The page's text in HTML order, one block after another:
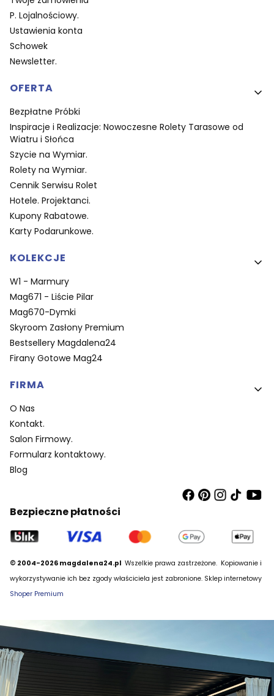
P. Lojalnościowy.
Ustawienia konta
Schowek
Newsletter.
OFERTA
Bezpłatne Próbki
Inspiracje i Realizacje: Nowoczesne Rolety Tarasowe od
Wiatru i Słońca
Szycie na Wymiar.
Rolety na Wymiar.
Cennik Serwisu Rolet
Hotele. Projektanci.
Kupony Rabatowe.
Karty Podarunkowe.
KOLEKCJE
W1 - Marmury
Mag671 - Liście Pilar
Mag670-Dymki
Skyroom Zasłony Premium
Bestsellery Magdalena24
Firany Gotowe Mag24
FIRMA
O Nas
Kontakt.
Salon Firmowy.
Formularz kontaktowy.
Blog
Bezpieczne płatności
© 2004-2026 magdalena24.pl Wszelkie prawa zastrzeżone. Kopiowanie i
wykorzystywanie ich bez zgody właściciela jest zabronione. Sklep internetowy
Shoper Premium